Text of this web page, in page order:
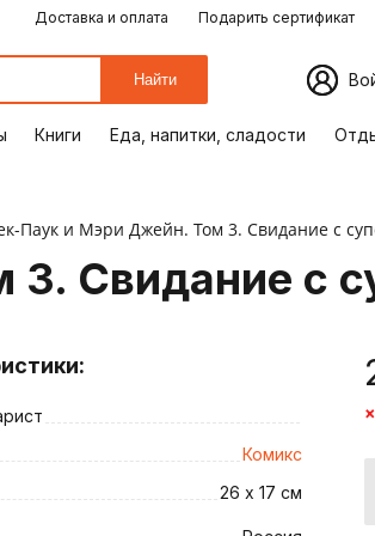
Доставка и оплата Подарить сертификат
Найти
Книги Еда, напитки, сладости
СЛАДОСТИ
ХОББИ
Паук и Мэри Джейн. Том 3. Свидание с
Свидание с
Комикс
26 х 17 см